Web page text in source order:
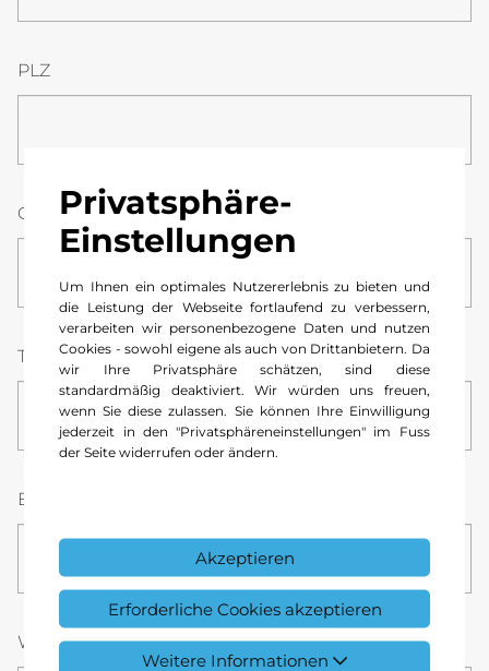
Privatsphäre-
Einstellungen
Um Ihnen ein optimales Nutzererlebnis zu bieten und
die Leistung der Webseite fortlaufend zu verbessern,
verarbeiten wir personenbezogene Daten und nutzen
Cookies - sowohl eigene als auch von Drittanbietern. Da
wir Ihre Privatsphäre schätzen, sind diese
standardmäßig deaktiviert. Wir würden uns freuen,
wenn Sie diese zulassen. Sie können Ihre Einwilligung
jederzeit in den "Privatsphäreneinstellungen" im Fuss
der Seite widerrufen oder ändern.
Akzeptieren
Erforderliche Cookies akzeptieren
Weitere Informationen
PLZ
Ort
Telefonnummer *
E-Mail *
Wunsch-Datum * Stunde Minute